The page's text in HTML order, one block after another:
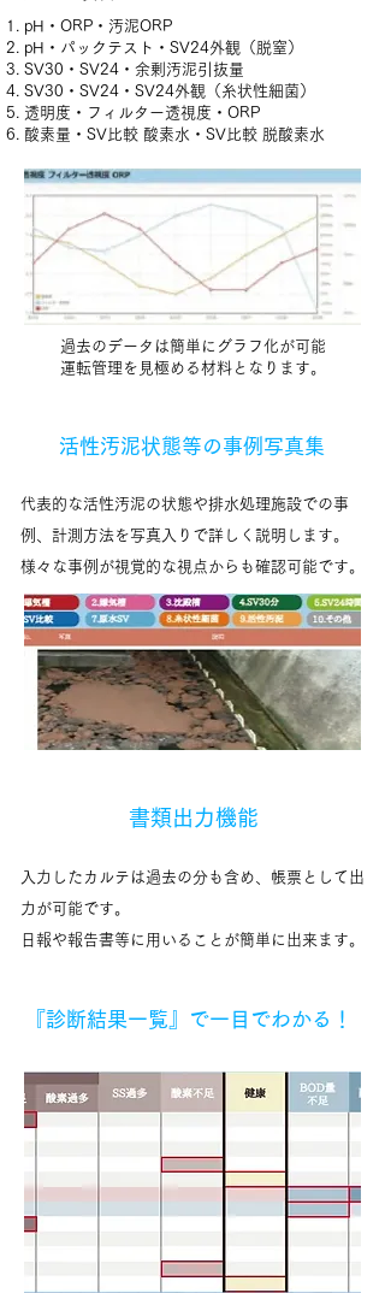
pH・ORP・汚泥ORP
pH・パックテスト・SV24外観（脱窒）
SV30・SV24・余剰汚泥引抜量
SV30・SV24・SV24外観（糸状性細菌）
透明度・フィルター透視度・ORP
​酸素量・SV比較 酸素水・SV比較 脱酸素水
過去のデータは簡単にグラフ化が可能
​運転管理を見極める材料となります。
活性汚泥状態等の事例写真集
​代表的な活性汚泥の状態や排水処理施設での事
例、計測方法を写真入りで詳しく説明します。
様々な事例が視覚的な視点からも確認可能です。
書類出力機能
入力したカルテは過去の分も含め、帳票として出
力が可能です。
​日報や報告書等に用いることが簡単に出来ます。
​『診断結果一覧』で一目でわかる！